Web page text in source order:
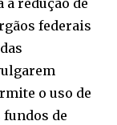
redução de
federais
o uso de
de